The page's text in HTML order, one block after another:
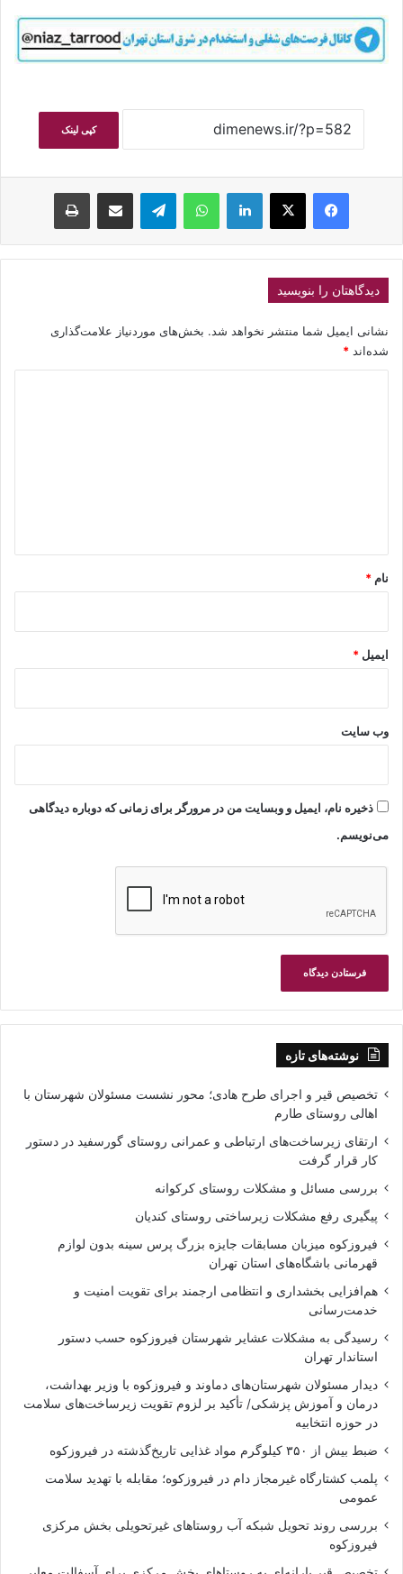
کپی لینک
فیسبوکایکس لینکداین واتس آپ تلگرام اشتراک گذاری با ایمیل چاپ
دیدگاهتان را بنویسید
نشانی ایمیل شما منتشر نخواهد شد. بخش‌های موردنیاز علامت‌گذاری
شده‌اند *
نام *
ایمیل *
وب‌ سایت
ذخیره نام، ایمیل و وبسایت من در مرورگر برای زمانی که دوباره دیدگاهی
می‌نویسم.
نوشته‌های تازه
تخصیص قیر و اجرای طرح هادی؛ محور نشست مسئولان شهرستان با
اهالی روستای طارم
ارتقای زیرساخت‌های ارتباطی و عمرانی روستای گورسفید در دستور
کار قرار گرفت
بررسی مسائل و مشکلات روستای کرکوانه
پیگیری رفع مشکلات زیرساختی روستای کندیان
فیروزکوه میزبان مسابقات جایزه بزرگ پرس سینه بدون لوازم
قهرمانی باشگاه‌های استان تهران
هم‌افزایی بخشداری و انتظامی ارجمند برای تقویت امنیت و
خدمت‌رسانی
رسیدگی به مشکلات عشایر شهرستان فیروزکوه حسب دستور
استاندار تهران
دیدار مسئولان شهرستان‌های دماوند و فیروزکوه با وزیر بهداشت،
درمان و آموزش پزشکی/ تأکید بر لزوم تقویت زیرساخت‌های سلامت
در حوزه انتخابیه
ضبط بیش از ۳۵۰ کیلوگرم مواد غذایی تاریخ‌گذشته در فیروزکوه
پلمب کشتارگاه غیرمجاز دام در فیروزکوه؛ مقابله با تهدید سلامت
عمومی
بررسی روند تحویل شبکه آب روستاهای غیرتحویلی بخش مرکزی
فیروزکوه